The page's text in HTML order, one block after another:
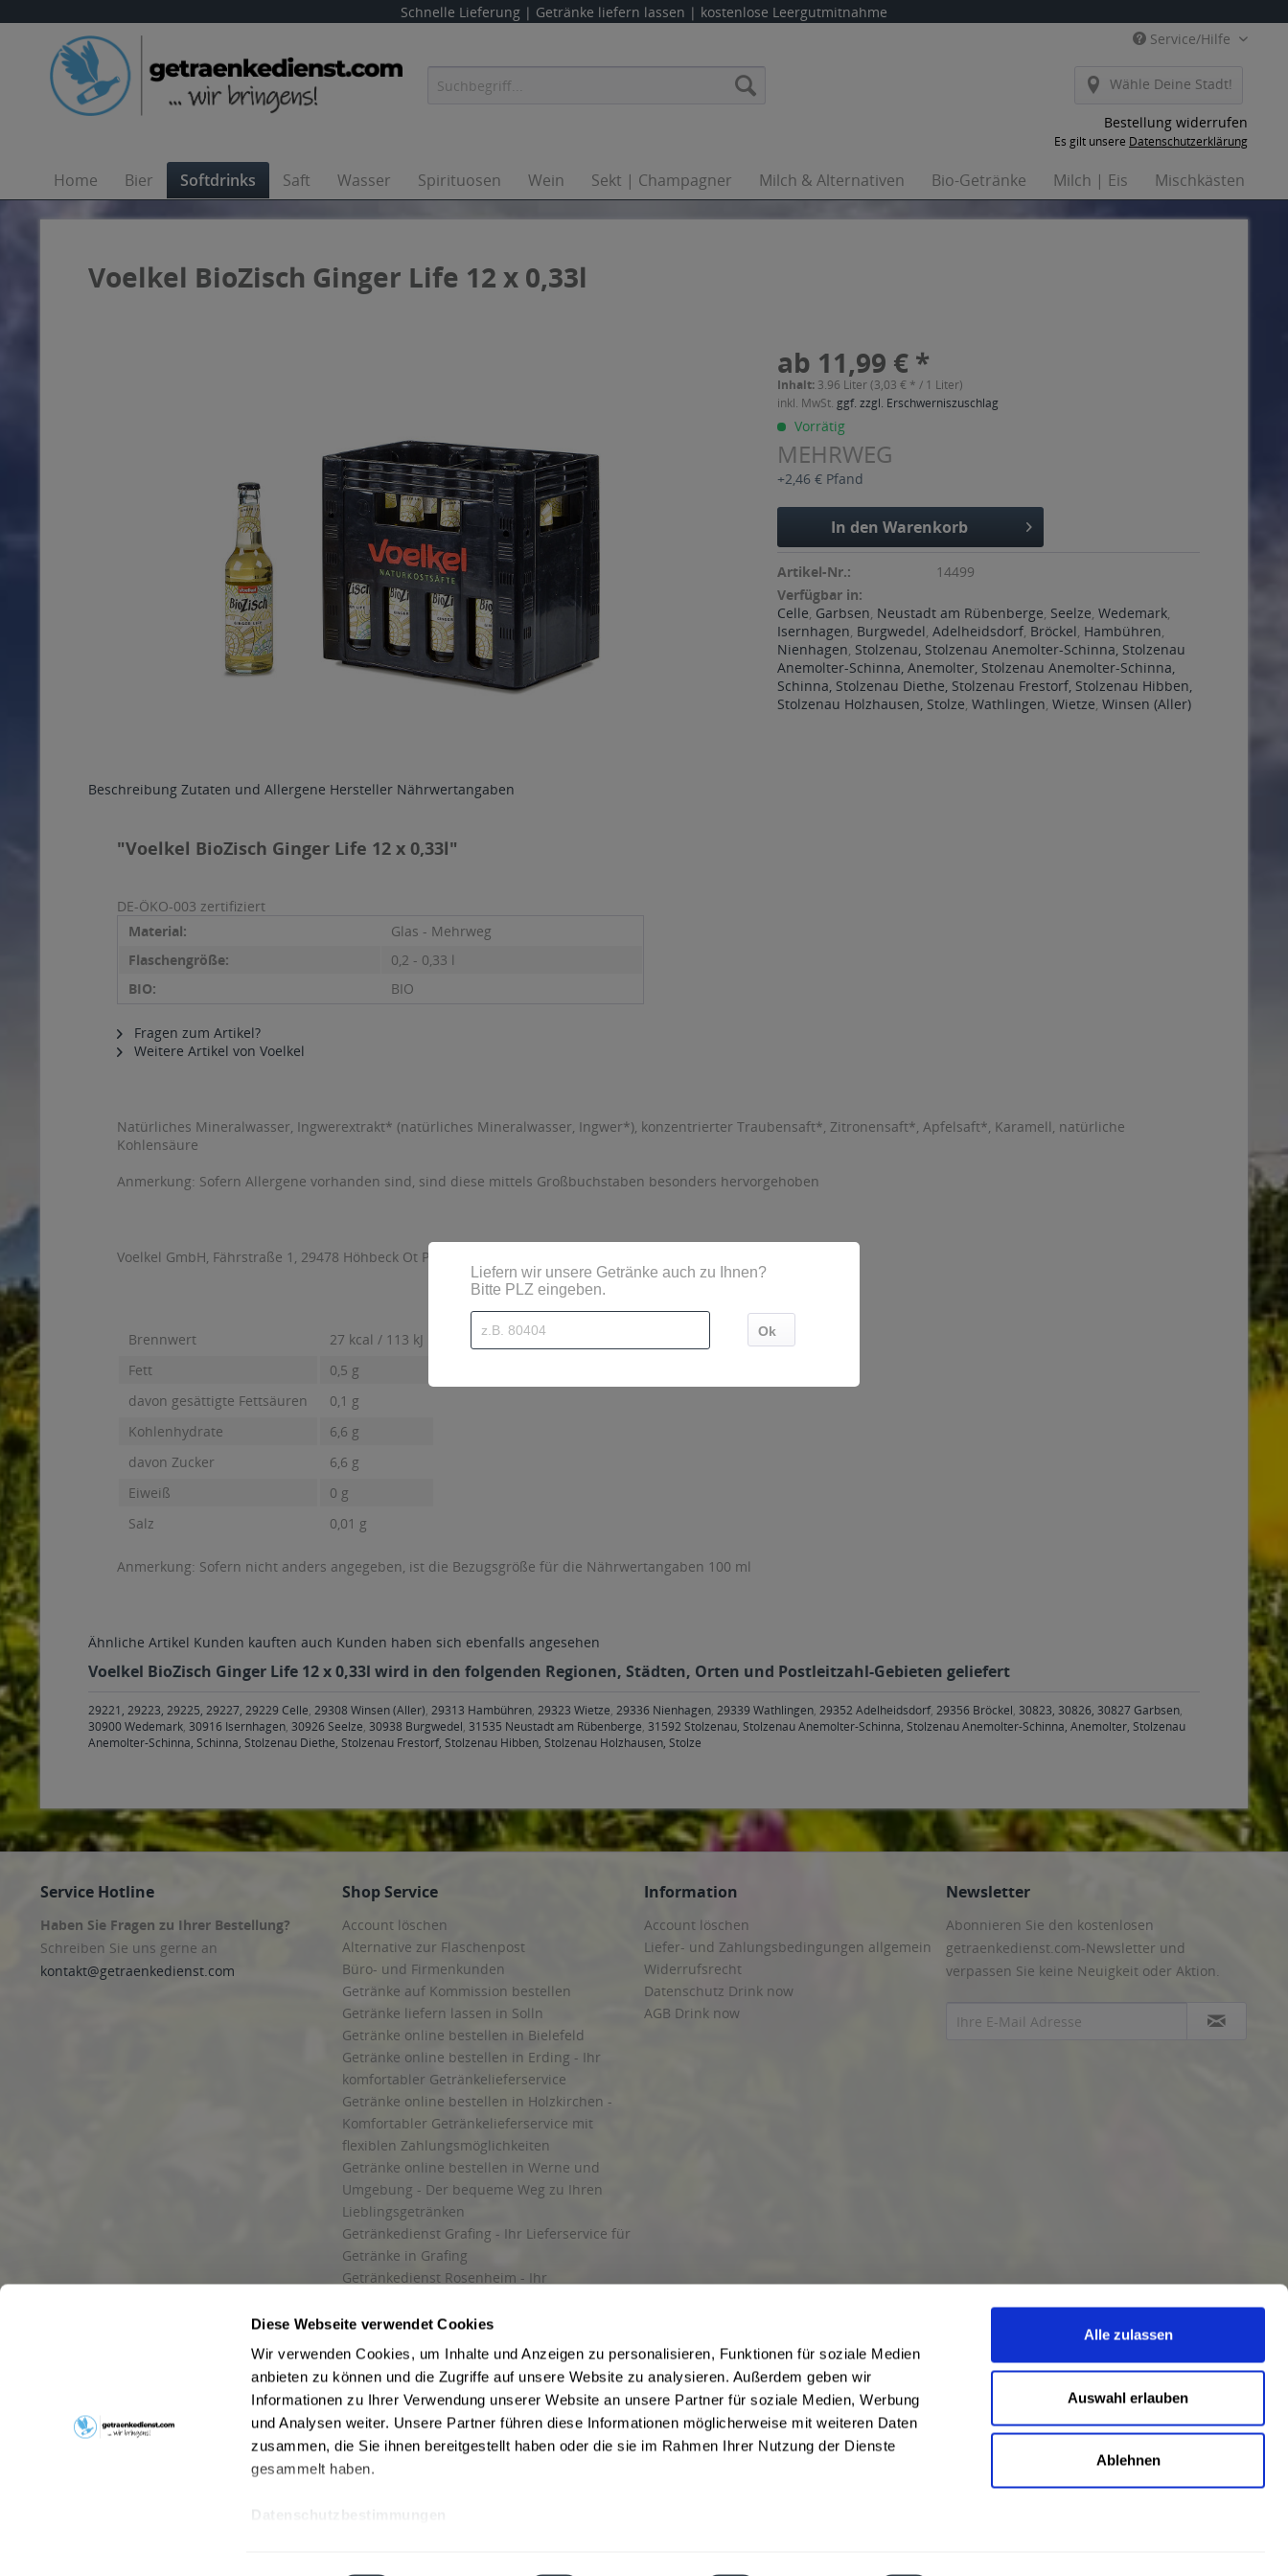
Diese Webseite verwendet Cookies
Wir verwenden Cookies, um Inhalte und Anzeigen zu personalisieren, Funktionen für soziale Medien
anbieten zu können und die Zugriffe auf unsere Website zu analysieren. Außerdem geben wir
Informationen zu Ihrer Verwendung unserer Website an unsere Partner für soziale Medien, Werbung
und Analysen weiter. Unsere Partner führen diese Informationen möglicherweise mit weiteren Daten
zusammen, die Sie ihnen bereitgestellt haben oder die sie im Rahmen Ihrer Nutzung der Dienste
gesammelt haben.
Alle zulassen
Auswahl erlauben
Ablehnen
Schnelle Lieferung | Getränke liefern lassen | kostenlose Leergutmitnahme
Service/Hilfe
Wähle Deine Stadt!
Bestellung widerrufen
Es gilt unsere Datenschutzerklärung
Home Bier Softdrinks Saft Wasser Spirituosen Wein Sekt | Champagner Milch & Alternativen Bio-Getränke Milch | Eis Mischkästen
Voelkel BioZisch Ginger Life 12 x 0,33l
ab 11,99 € *
Inhalt: 3.96 Liter (3,03 € * / 1 Liter)
inkl. MwSt. ggf. zzgl. Erschwerniszuschlag
Vorrätig
MEHRWEG
+2,46 € Pfand
In den Warenkorb
Artikel-Nr.:
14499
Verfügbar in:
Celle, Garbsen, Neustadt am Rübenberge, Seelze,Wedemark,
Isernhagen, Burgwedel,Adelheidsdorf, Bröckel, Hambühren,
Nienhagen, Stolzenau, Stolzenau Anemolter-Schinna, Stolzenau
Anemolter-Schinna, Anemolter, Stolzenau Anemolter-Schinna,
Schinna, Stolzenau Diethe, Stolzenau Frestorf, Stolzenau Hibben,
Stolzenau Holzhausen, Stolze,Wathlingen,Wietze,Winsen (Aller)
Beschreibung Zutaten und Allergene Hersteller Nährwertangaben
"Voelkel BioZisch Ginger Life 12 x 0,33l"
DE-ÖKO-003 zertifiziert
Material:
Glas - Mehrweg
Flaschengröße:
0,2 - 0,33 l
BIO:
BIO
Fragen zum Artikel?
Weitere Artikel von Voelkel
Natürliches Mineralwasser, Ingwerextrakt* (natürliches Mineralwasser, Ingwer*), konzentrierter Traubensaft*, Zitronensaft*, Apfelsaft*, Karamell, natürliche
Kohlensäure
Anmerkung: Sofern Allergene vorhanden sind, sind diese mittels Großbuchstaben besonders hervorgehoben
Voelkel GmbH, Fährstraße 1, 29478 Höhbeck Ot Pevestorf
Brennwert
27 kcal / 113 kJ
Fett
0,5 g
davon gesättigte Fettsäuren
0,1 g
Kohlenhydrate
6,6 g
davon Zucker
6,6 g
Eiweiß
0 g
Salz
0,01 g
Anmerkung: Sofern nicht anders angegeben, ist die Bezugsgröße für die Nährwertangaben 100 ml
Ähnliche Artikel Kunden kauften auch Kunden haben sich ebenfalls angesehen
Voelkel BioZisch Ginger Life 12 x 0,33l wird in den folgenden Regionen, Städten, Orten und Postleitzahl-Gebieten geliefert
29221, 29223, 29225, 29227, 29229 Celle, 29308 Winsen (Aller), 29313 Hambühren, 29323 Wietze, 29336 Nienhagen, 29339 Wathlingen, 29352 Adelheidsdorf, 29356 Bröckel, 30823, 30826, 30827 Garbsen,
30900 Wedemark, 30916 Isernhagen, 30926 Seelze, 30938 Burgwedel, 31535 Neustadt am Rübenberge, 31592 Stolzenau, Stolzenau Anemolter-Schinna, Stolzenau Anemolter-Schinna, Anemolter, Stolzenau
Anemolter-Schinna, Schinna, Stolzenau Diethe, Stolzenau Frestorf, Stolzenau Hibben, Stolzenau Holzhausen, Stolze
Service Hotline
Haben Sie Fragen zu Ihrer Bestellung?
Schreiben Sie uns gerne an
kontakt@getraenkedienst.com
Shop Service
Account löschen
Alternative zur Flaschenpost
Büro- und Firmenkunden
Getränke auf Kommission bestellen
Getränke liefern lassen in Solln
Getränke online bestellen in Bielefeld
Getränke online bestellen in Erding - Ihr
komfortabler Getränkelieferservice
Getränke online bestellen in Holzkirchen -
Komfortabler Getränkelieferservice mit
flexiblen Zahlungsmöglichkeiten
Getränke online bestellen in Werne und
Umgebung - Der bequeme Weg zu Ihren
Lieblingsgetränken
Getränkedienst Grafing - Ihr Lieferservice für
Getränke in Grafing
Getränkedienst Rosenheim - Ihr
und Umgebung
Getränkelieferung in Starnberg
Liefergebiet
Lieferservice für Getränke
Wir liefern Getränke
Kontakt
Newsletter
Information
Account löschen
Liefer- und Zahlungsbedingungen allgemein
Widerrufsrecht
Datenschutz Drink now
AGB Drink now
Newsletter
Abonnieren Sie den kostenlosen
getraenkedienst.com-Newsletter und
verpassen Sie keine Neuigkeit oder Aktion.